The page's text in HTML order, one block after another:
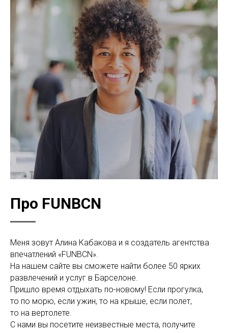
Про FUNBCN
Меня зовут Алина Кабакова и я создатель агентства
впечатлений «FUNBCN».
На нашем сайте вы сможете найти более 50 ярких
развлечений и услуг в Барселоне.
Пришло время отдыхать по-новому! Если прогулка,
то по морю, если ужин, то на крыше, если полет,
то на вертолете.
С нами вы посетите неизвестные места, получите